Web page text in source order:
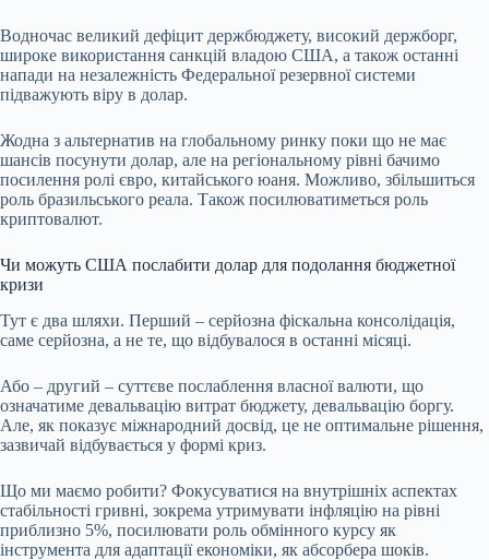
Водночас великий дефіцит держбюджету, високий держборг,
широке використання санкцій владою США, а також останні
напади на незалежність Федеральної резервної системи
підважують віру в долар.
Жодна з альтернатив на глобальному ринку поки що не має
шансів посунути долар, але на регіональному рівні бачимо
посилення ролі євро, китайського юаня. Можливо, збільшиться
роль бразильського реала. Також посилюватиметься роль
криптовалют.
Чи можуть США послабити долар для подолання бюджетної
кризи
Тут є два шляхи. Перший – серйозна фіскальна консолідація,
саме серйозна, а не те, що відбувалося в останні місяці.
Або – другий – суттєве послаблення власної валюти, що
означатиме девальвацію витрат бюджету, девальвацію боргу.
Але, як показує міжнародний досвід, це не оптимальне рішення,
зазвичай відбувається у формі криз.
Що ми маємо робити? Фокусуватися на внутрішніх аспектах
стабільності гривні, зокрема утримувати інфляцію на рівні
приблизно 5%, посилювати роль обмінного курсу як
інструмента для адаптації економіки, як абсорбера шоків.